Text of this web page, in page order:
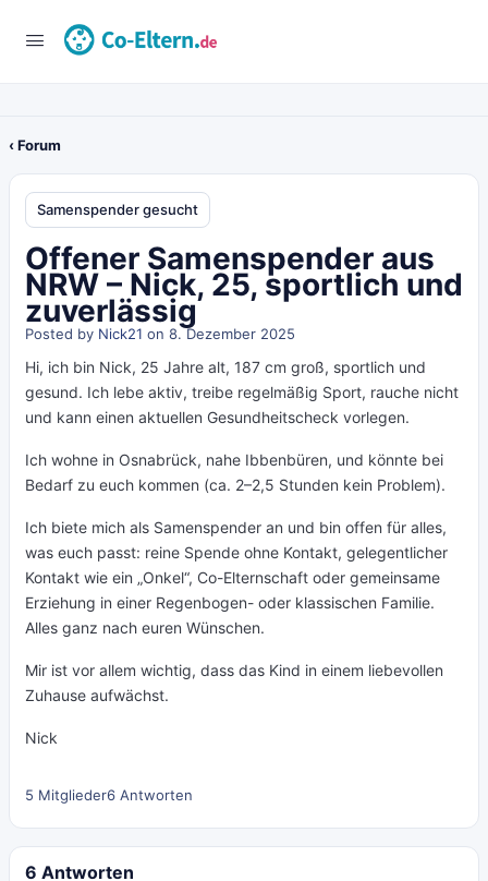
‹ Forum
Samenspender gesucht
Offener Samenspender aus
NRW – Nick, 25, sportlich und
zuverlässig
Posted by Nick21 on 8. Dezember 2025
Hi, ich bin Nick, 25 Jahre alt, 187 cm groß, sportlich und
gesund. Ich lebe aktiv, treibe regelmäßig Sport, rauche nicht
und kann einen aktuellen Gesundheitscheck vorlegen.
Ich wohne in Osnabrück, nahe Ibbenbüren, und könnte bei
Bedarf zu euch kommen (ca. 2–2,5 Stunden kein Problem).
Ich biete mich als Samenspender an und bin offen für alles,
was euch passt: reine Spende ohne Kontakt, gelegentlicher
Kontakt wie ein „Onkel“, Co-Elternschaft oder gemeinsame
Erziehung in einer Regenbogen- oder klassischen Familie.
Alles ganz nach euren Wünschen.
Mir ist vor allem wichtig, dass das Kind in einem liebevollen
Zuhause aufwächst.
Nick
5 Mitglieder6 Antworten
6 Antworten